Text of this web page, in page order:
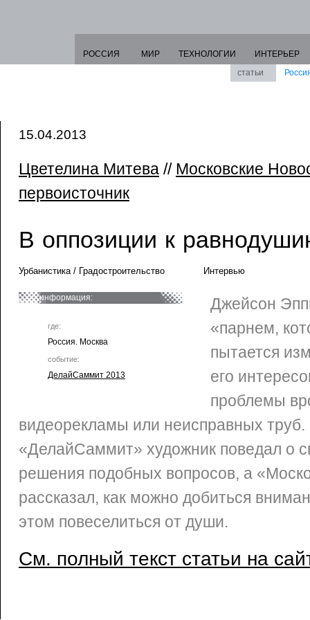
РОССИЯ МИР ТЕХНОЛОГИИ
ИНТЕРЬЕР
статьи
15.04.2013
Цветелина Митева // Московские
первоисточник
В оппозиции к
Урбанистика / Градостроительство Интервью
информация:
где:
Россия. Москва
событие:
ДелайСаммит 2013
Джейсон
«парнем,
пытается
его
проблемы
видеорекламы или неисправных
«ДелайСаммит» художник поведал о
решения подобных вопросов, а
рассказал, как можно добиться
этом повеселиться от души.
См. полный текст статьи на